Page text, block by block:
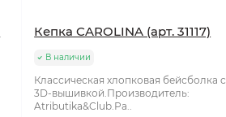
Кепка CAROLINA (арт. 31117)
В наличии
Классическая хлопковая бейсболка c
3D-вышивкой.Производитель:
Atributika&Club.Ра..